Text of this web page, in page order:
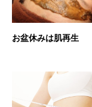
お盆休みは肌再生